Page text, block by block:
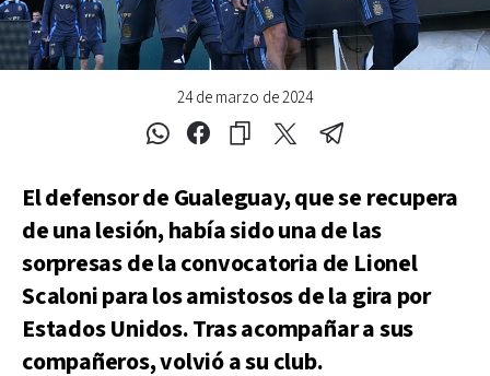
24 de marzo de 2024
El defensor de Gualeguay, que se recupera
de una lesión, había sido una de las
sorpresas de la convocatoria de Lionel
Scaloni para los amistosos de la gira por
Estados Unidos. Tras acompañar a sus
compañeros, volvió a su club.